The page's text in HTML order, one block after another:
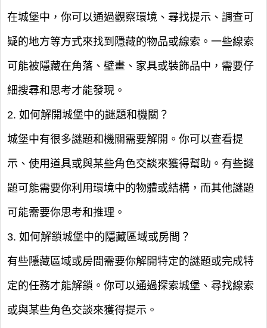
在城堡中，你可以通過觀察環境、尋找提示、調查可
疑的地方等方式來找到隱藏的物品或線索。一些線索
可能被隱藏在角落、壁畫、家具或裝飾品中，需要仔
細搜尋和思考才能發現。
2. 如何解開城堡中的謎題和機關？
城堡中有很多謎題和機關需要解開。你可以查看提
示、使用道具或與某些角色交談來獲得幫助。有些謎
題可能需要你利用環境中的物體或結構，而其他謎題
可能需要你思考和推理。
3. 如何解鎖城堡中的隱藏區域或房間？
有些隱藏區域或房間需要你解開特定的謎題或完成特
定的任務才能解鎖。你可以通過探索城堡、尋找線索
或與某些角色交談來獲得提示。